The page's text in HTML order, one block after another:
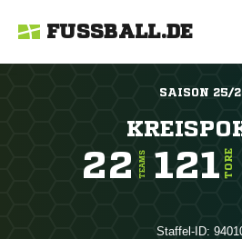
FUSSBALL.DE
SAISON 25/
22 TEAMS 121TORE
Staffel-ID: